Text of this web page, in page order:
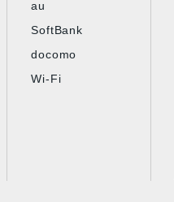
au
SoftBank
docomo
Wi-Fi